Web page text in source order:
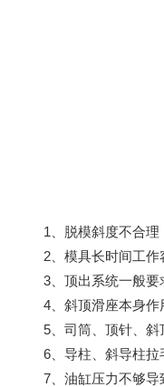
1、脱模斜度不合理
2、模具长时间工作
3、顶出系统一般要
4、斜顶滑座本身作
5、司筒、顶针、斜
6、导柱、斜导柱拉
7、油缸压力不够导